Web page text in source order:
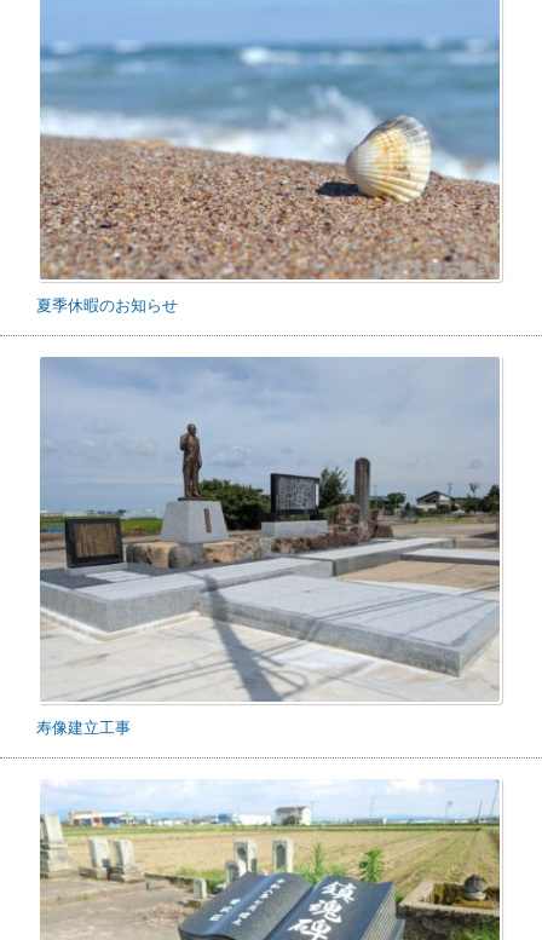
夏季休暇のお知らせ
寿像建立工事